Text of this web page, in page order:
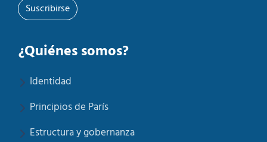
Suscribirse
¿Quiénes somos?
Identidad
Principios de París
Estructura y gobernanza